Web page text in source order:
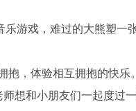
戏，难过的大熊塑一张
，体验相互拥抱的快乐。
和小朋友们一起度过一